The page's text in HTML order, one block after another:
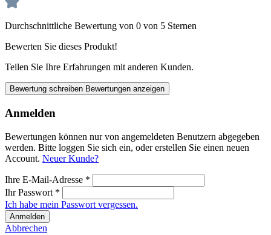
Durchschnittliche Bewertung von 0 von 5 Sternen
Bewerten Sie dieses Produkt!
Teilen Sie Ihre Erfahrungen mit anderen Kunden.
Bewertung schreiben Bewertungen anzeigen
Anmelden
Bewertungen können nur von angemeldeten Benutzern abgegeben
werden. Bitte loggen Sie sich ein, oder erstellen Sie einen neuen
Account. Neuer Kunde?
Ihre E-Mail-Adresse *
Ihr Passwort *
Ich habe mein Passwort vergessen.
Anmelden
Abbrechen